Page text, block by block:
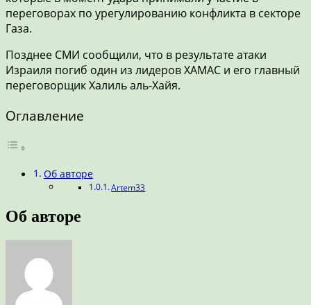
переговорах по урегулированию конфликта в секторе
Газа.
Позднее СМИ сообщили, что в результате атаки
Израиля погиб один из лидеров ХАМАС и его главный
переговорщик Халиль аль-Хайя.
Оглавление
Об авторе
Artem33
Об авторе